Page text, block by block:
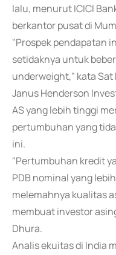
lalu, menurut ICICI
berkantor pusat di
"Prospek pendapatan
setidaknya untuk
underweight," kata
Janus Henderson
AS yang lebih tinggi
pertumbuhan yang
ini.
"Pertumbuhan kredit
PDB nominal yang
melemahnya kualitas
membuat investor
Dhura.
Analis ekuitas di India